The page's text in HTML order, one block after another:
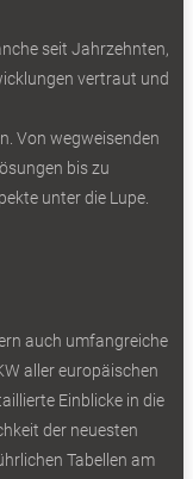
seit Jahrzehnten,
vertraut und
Von wegweisenden
bis zu
unter die Lupe.
auch umfangreiche
aller europäischen
Einblicke in die
der neuesten
Tabellen am